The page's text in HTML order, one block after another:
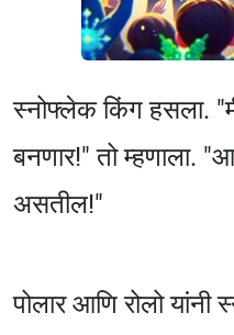
स्नोफ्लेक किंग हसला.
बनणार!" तो म्हणाला.
असतील!"
पोलार आणि रोलो यांनी